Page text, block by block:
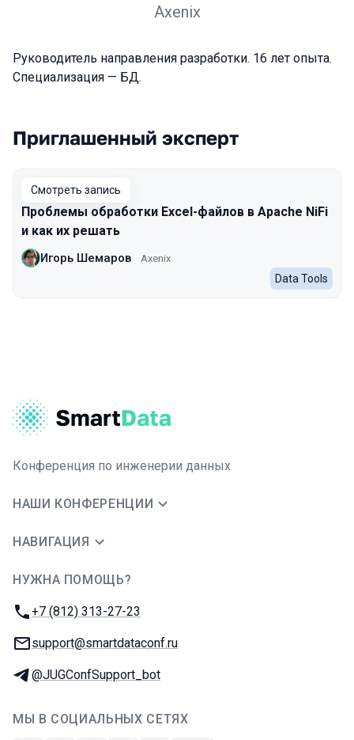
Axenix
Руководитель направления разработки. 16 лет опыта.
Специализация — БД.
Выступления в сезоне 2024
Приглашенный эксперт
Смотреть запись
Проблемы обработки Excel-файлов в Apache NiFi
и как их решать
Игорь Шемаров Axenix
Data Tools
Конференция по инженерии данных
НАШИ КОНФЕРЕНЦИИ
НАВИГАЦИЯ
НУЖНА ПОМОЩЬ?
Телефон:
+7 (812) 313-27-23
E-mail:
support@smartdataconf.ru
Телеграм:
@JUGConfSupport_bot
МЫ В СОЦИАЛЬНЫХ СЕТЯХ